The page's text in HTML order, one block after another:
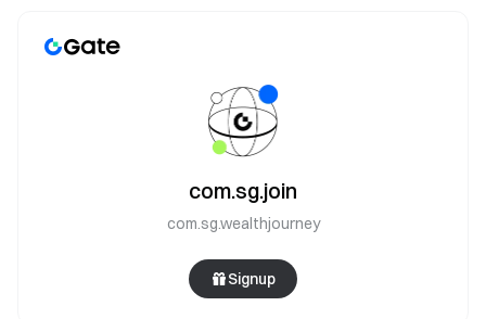
com.sg.join
com.sg.wealthjourney
Signup